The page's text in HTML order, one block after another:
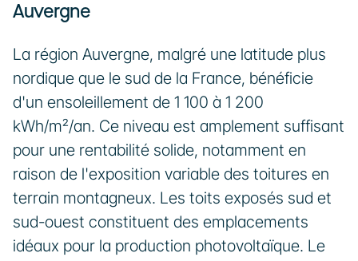
Auvergne
La région Auvergne, malgré une latitude plus
nordique que le sud de la France, bénéficie
d'un ensoleillement de 1 100 à 1 200
kWh/m²/an. Ce niveau est amplement suffisant
pour une rentabilité solide, notamment en
raison de l'exposition variable des toitures en
terrain montagneux. Les toits exposés sud et
sud-ouest constituent des emplacements
idéaux pour la production photovoltaïque. Le